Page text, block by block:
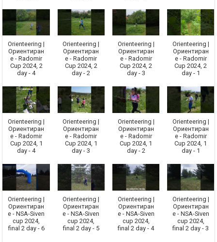
Orienteering |
Ориентиран
е - Radomir
Cup 2024, 2
day - 4
Orienteering |
Ориентиран
е - Radomir
Cup 2024, 2
day - 2
Orienteering |
Ориентиран
е - Radomir
Cup 2024, 2
day - 3
Orienteering |
Ориентиран
е - Radomir
Cup 2024, 2
day - 1
Orienteering |
Ориентиран
е - Radomir
Cup 2024, 1
day - 4
Orienteering |
Ориентиран
е - Radomir
Cup 2024, 1
day - 3
Orienteering |
Ориентиран
е - Radomir
Cup 2024, 1
day - 2
Orienteering |
Ориентиран
е - Radomir
Cup 2024, 1
day - 1
Orienteering |
Ориентиран
е - NSA-Siven
cup 2024,
final 2 day - 6
Orienteering |
Ориентиран
е - NSA-Siven
cup 2024,
final 2 day - 5
Orienteering |
Ориентиран
е - NSA-Siven
cup 2024,
final 2 day - 4
Orienteering |
Ориентиран
е - NSA-Siven
cup 2024,
final 2 day - 3